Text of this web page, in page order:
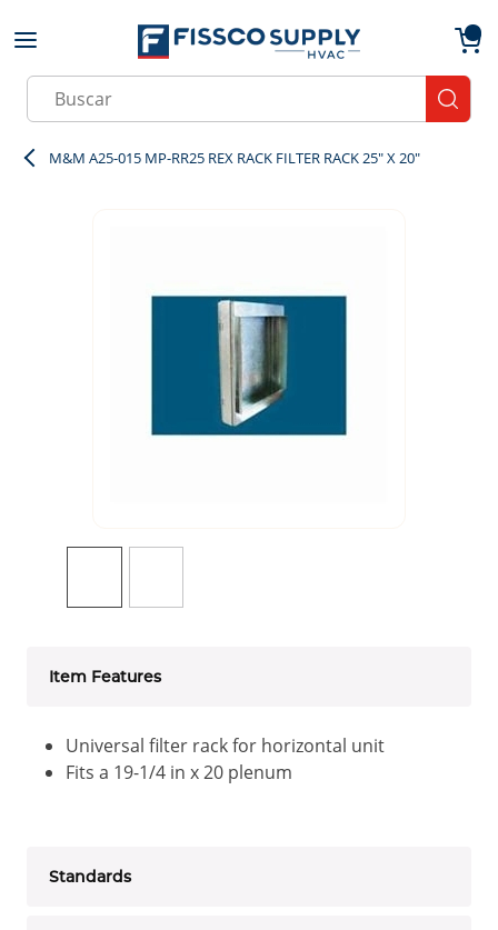
Skip to main content
Site Search
M&M A25-015 MP-RR25 REX RACK FILTER RACK 25" X 20"
Item Features
Universal filter rack for horizontal unit
Fits a 19-1/4 in x 20 plenum
Standards